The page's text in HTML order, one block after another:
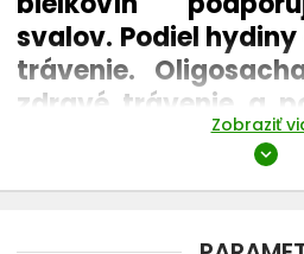
BELCANDO
svalov. Podiel
trávenie.
zdravé trávenie a
Zobraziť
expand_more